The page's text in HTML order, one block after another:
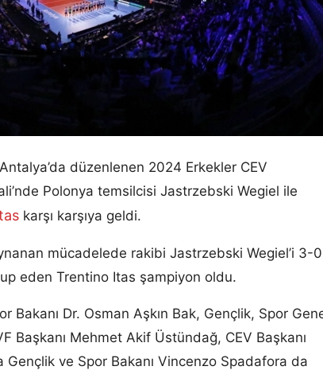
düzenlenen 2024 Erkekler CEV
Polonya temsilcisi Jastrzebski Wegiel ile
karşı karşıya geldi.
mücadelede rakibi Jastrzebski Wegiel’i 3-0
eden Trentino Itas şampiyon oldu.
Bakanı Dr. Osman Aşkın Bak, Gençlik, Spor
Başkanı Mehmet Akif Üstündağ, CEV Başkanı
ve Spor Bakanı Vincenzo Spadafora da